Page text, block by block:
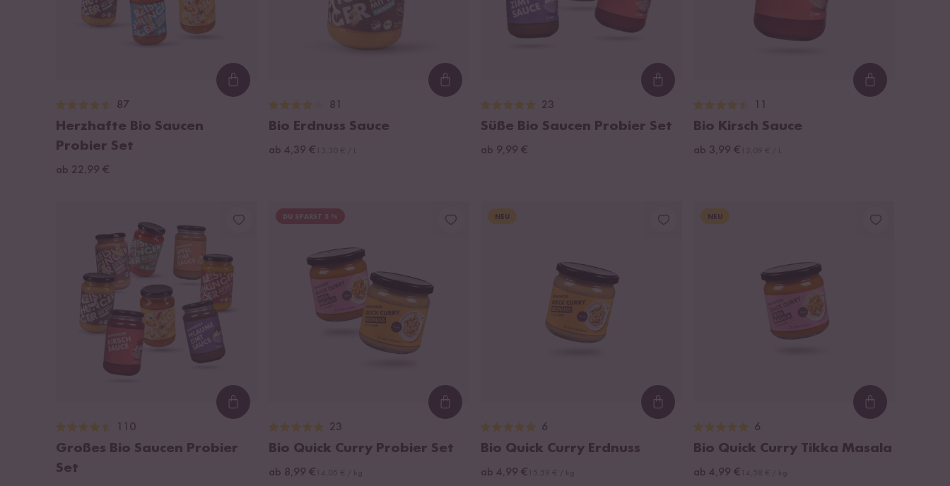
Loading...
87
Herzhafte Bio Saucen
Probier Set
ab 22,99 €
Loading...
81
Bio Erdnuss Sauce
ab 4,39 €
Loading...
23
Süße Bio Saucen Probier Set
ab 9,99 €
Loading...
11
Bio Kirsch Sauce
ab 3,99 €
Loading...
110
Großes Bio Saucen Probier
Set
DU SPARST 5 %
Loading...
23
Bio Quick Curry Probier Set
ab 8,99 €
NEU
Loading...
6
Bio Quick Curry Erdnuss
ab 4,99 €
NEU
Loading...
6
Bio Quick Curry Tikka Masala
ab 4,99 €